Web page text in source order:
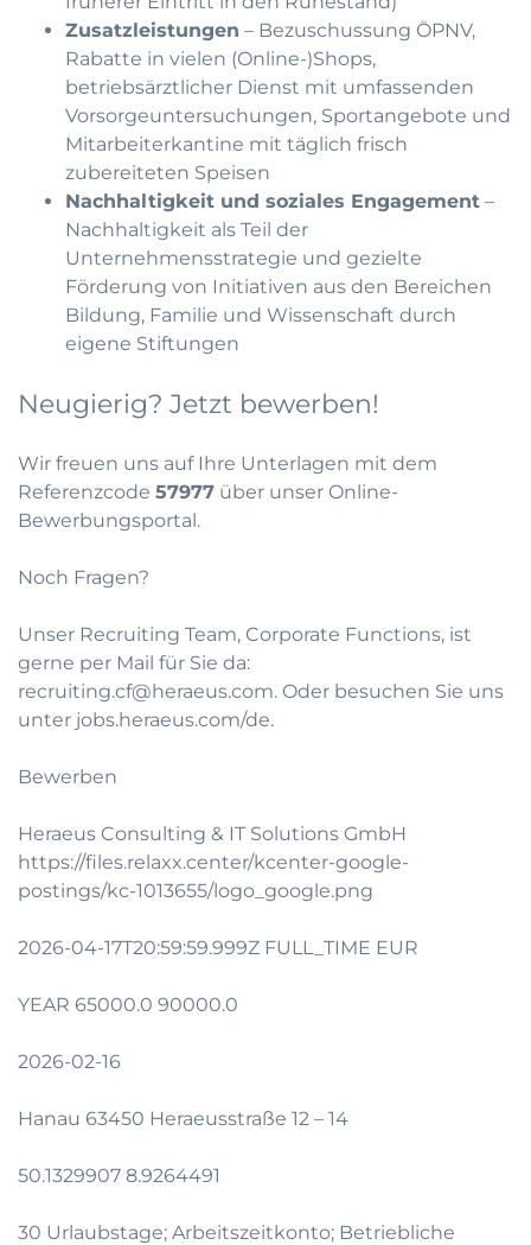
Zusatzleistungen – Bezuschussung ÖPNV,
Rabatte in vielen (Online-)Shops,
betriebsärztlicher Dienst mit umfassenden
Vorsorgeuntersuchungen, Sportangebote und
Mitarbeiterkantine mit täglich frisch
zubereiteten Speisen
Nachhaltigkeit und soziales Engagement –
Nachhaltigkeit als Teil der
Unternehmensstrategie und gezielte
Förderung von Initiativen aus den Bereichen
Bildung, Familie und Wissenschaft durch
eigene Stiftungen
Neugierig? Jetzt bewerben!
Wir freuen uns auf Ihre Unterlagen mit dem
Referenzcode 57977 über unser Online-
Bewerbungsportal.
Noch Fragen?
Unser Recruiting Team, Corporate Functions, ist
gerne per Mail für Sie da:
recruiting.cf@heraeus.com. Oder besuchen Sie uns
unter jobs.heraeus.com/de.
Bewerben
Heraeus Consulting & IT Solutions GmbH
https://files.relaxx.center/kcenter-google-
postings/kc-1013655/logo_google.png
2026-04-17T20:59:59.999Z FULL_TIME EUR
YEAR 65000.0 90000.0
2026-02-16
Hanau 63450 Heraeusstraße 12 – 14
50.1329907 8.9264491
30 Urlaubstage; Arbeitszeitkonto; Betriebliche